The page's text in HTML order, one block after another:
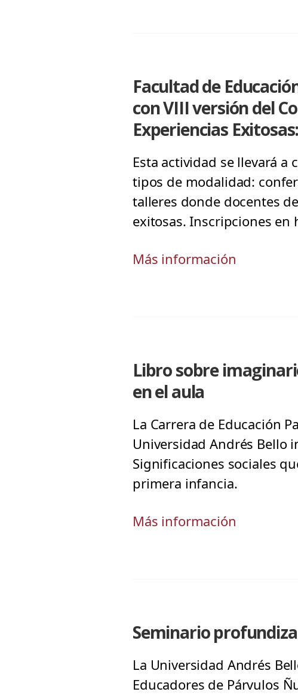
Facultad de
con VIII versión del
Experiencias
Esta actividad se llevará a
tipos de modalidad:
talleres donde docentes
exitosas. Inscripciones
Más información
Libro sobre
en el aula
La Carrera de Educación
Universidad Andrés Bello
Significaciones sociales
primera infancia.
Más información
Seminario
La Universidad Andrés
Educadores de Párvulos